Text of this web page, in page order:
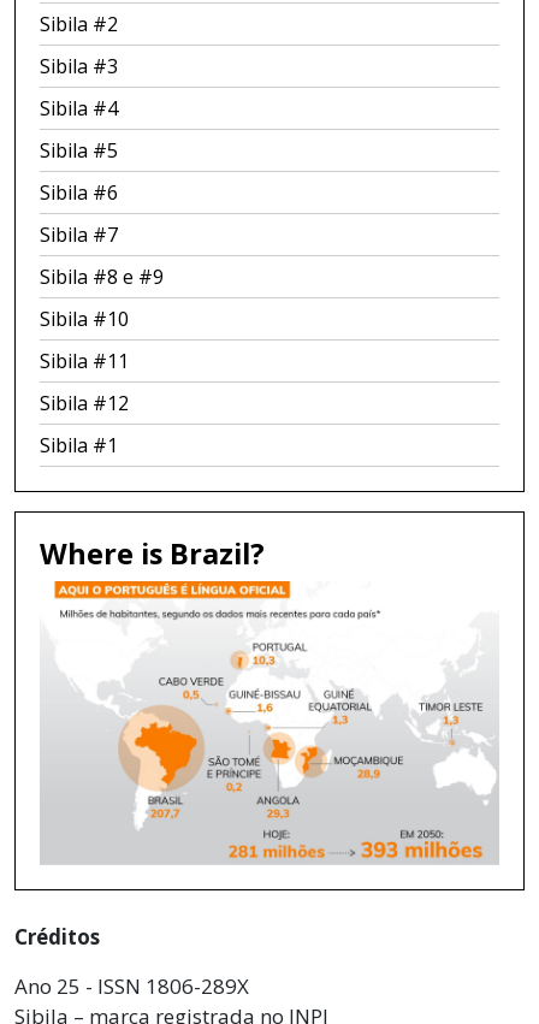
Sibila #2
Sibila #3
Sibila #4
Sibila #5
Sibila #6
Sibila #7
Sibila #8 e #9
Sibila #10
Sibila #11
Sibila #12
Sibila #1
Where is Brazil?
Créditos
Ano 25 - ISSN 1806-289X
Sibila – marca registrada no INPI